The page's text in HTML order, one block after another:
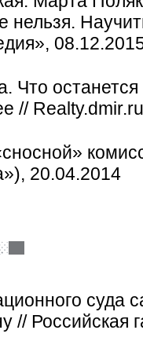
нельзя.
Что
//
20.04.2014
суда
// Российская